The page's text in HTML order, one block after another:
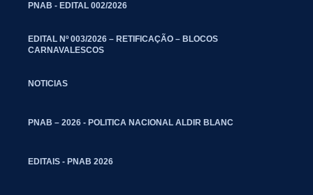
PNAB - EDITAL 002/2026
EDITAL Nº 003/2026 – RETIFICAÇÃO – BLOCOS
CARNAVALESCOS
NOTICIAS
PNAB – 2026 - POLITICA NACIONAL ALDIR BLANC
EDITAIS - PNAB 2026